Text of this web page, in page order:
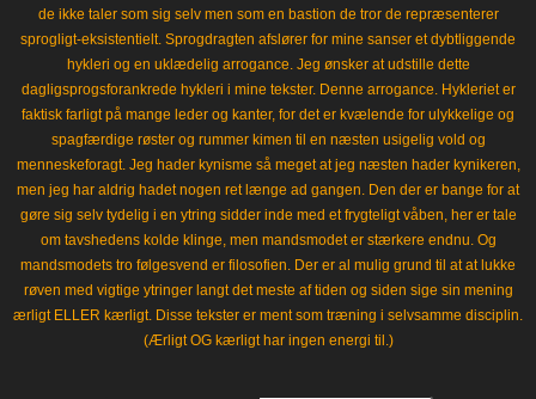
de ikke taler som sig selv men som en bastion de tror de repræsenterer
sprogligt-eksistentielt. Sprogdragten afslører for mine sanser et dybtliggende
hykleri og en uklædelig arrogance. Jeg ønsker at udstille dette
dagligsprogsforankrede hykleri i mine tekster. Denne arrogance. Hykleriet er
faktisk farligt på mange leder og kanter, for det er kvælende for ulykkelige og
spagfærdige røster og rummer kimen til en næsten usigelig vold og
menneskeforagt. Jeg hader kynisme så meget at jeg næsten hader kynikeren,
men jeg har aldrig hadet nogen ret længe ad gangen. Den der er bange for at
gøre sig selv tydelig i en ytring sidder inde med et frygteligt våben, her er tale
om tavshedens kolde klinge, men mandsmodet er stærkere endnu. Og
mandsmodets tro følgesvend er filosofien. Der er al mulig grund til at at lukke
røven med vigtige ytringer langt det meste af tiden og siden sige sin mening
ærligt ELLER kærligt. Disse tekster er ment som træning i selvsamme disciplin.
(Ærligt OG kærligt har ingen energi til.)